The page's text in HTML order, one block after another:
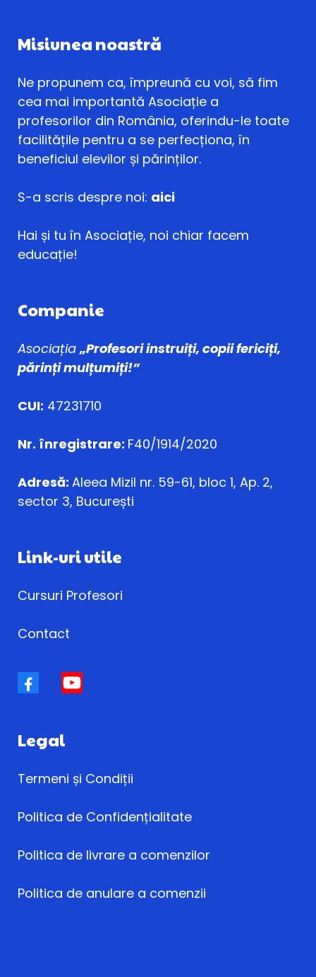
Misiunea noastră
Ne propunem ca, împreună cu voi, să fim
cea mai importantă Asociație a
profesorilor din România, oferindu-le toate
facilitățile pentru a se perfecționa, în
beneficiul elevilor și părinților.
S-a scris despre noi: aici
Hai și tu în Asociație, noi chiar facem
educație!
Companie
Asociația „Profesori instruiți, copii fericiți,
părinți mulțumiți!”
CUI: 47231710
Nr. înregistrare: F40/1914/2020
Adresă: Aleea Mizil nr. 59-61, bloc 1, Ap. 2,
sector 3, București
Link-uri utile
Cursuri Profesori
Contact
Legal
Termeni și Condiții
Politica de Confidențialitate
Politica de livrare a comenzilor
Politica de anulare a comenzii